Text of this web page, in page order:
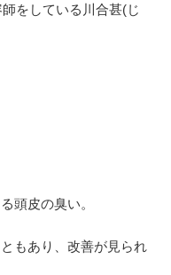
をしている川合甚(じ
頭皮の臭い。
もあり、改善が見られ